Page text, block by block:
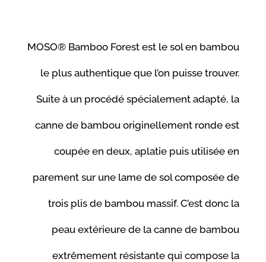
MOSO® Bamboo Forest est le sol en bambou
le plus authentique que l’on puisse trouver.
Suite à un procédé spécialement adapté, la
canne de bambou originellement ronde est
coupée en deux, aplatie puis utilisée en
parement sur une lame de sol composée de
trois plis de bambou massif. C’est donc la
peau extérieure de la canne de bambou
extrêmement résistante qui compose la